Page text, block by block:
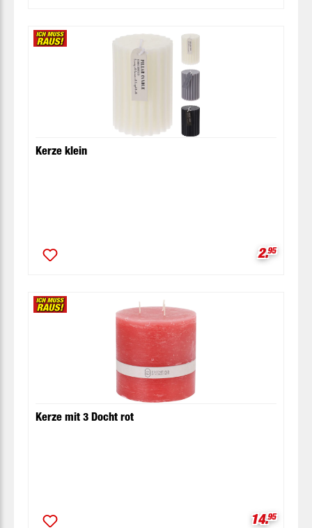
Kerze klein
2.95
Kerze mit 3 Docht rot
14.95